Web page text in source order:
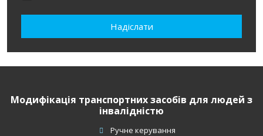
на
даних.
Надіслати
завантажити
Модифікація транспортних засобів для людей з
інвалідністю
Ручне керування